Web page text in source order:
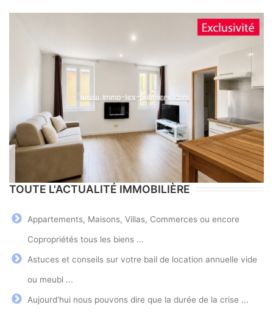
TOUTE L'ACTUALITÉ IMMOBILIÈRE
Appartements, Maisons, Villas, Commerces ou encore
Copropriétés tous les biens ...
Astuces et conseils sur votre bail de location annuelle vide
ou meubl ...
Aujourd'hui nous pouvons dire que la durée de la crise ...